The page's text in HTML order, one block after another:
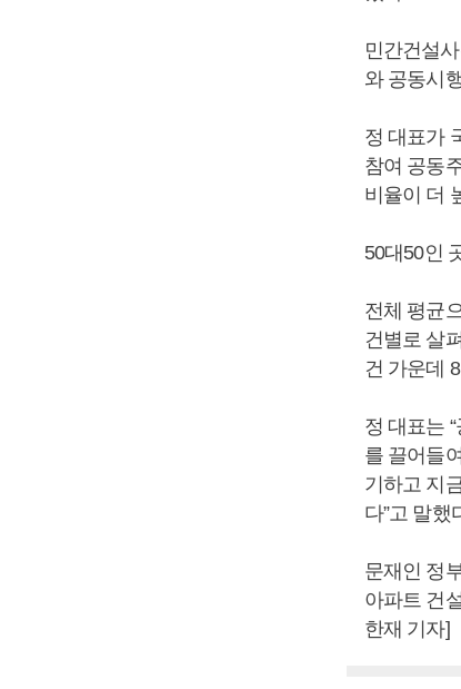
민간건설
와 공동시
정 대표가
참여 공동
비율이 더
50대50인
전체 평균
건별로 살
건 가운데
정 대표는
를 끌어들
기하고 지
다”고 말했
문재인 정
아파트 건
한재 기자]